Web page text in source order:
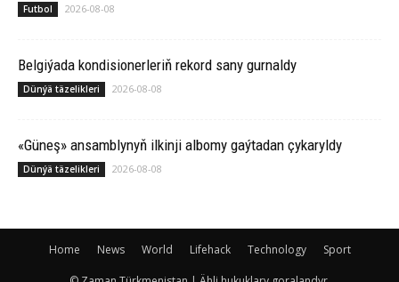
Futbol 2026-08-08
Belgiýada kondisionerleriň rekord sany gurnaldy
Dünýä täzelikleri 2026-08-08
«Güneş» ansamblynyň ilkinji albomy gaýtadan çykaryldy
Dünýä täzelikleri 2026-08-08
Home News World Lifehack Technology Sport